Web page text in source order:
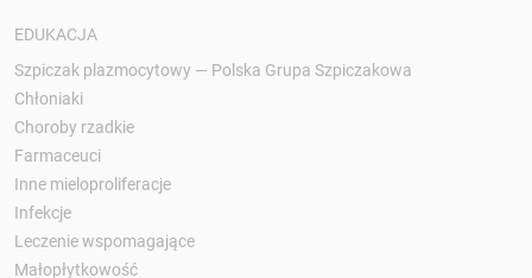
EDUKACJA
Szpiczak plazmocytowy — Polska Grupa Szpiczakowa
Chłoniaki
Choroby rzadkie
Farmaceuci
Inne mieloproliferacje
Infekcje
Leczenie wspomagające
Małopłytkowość